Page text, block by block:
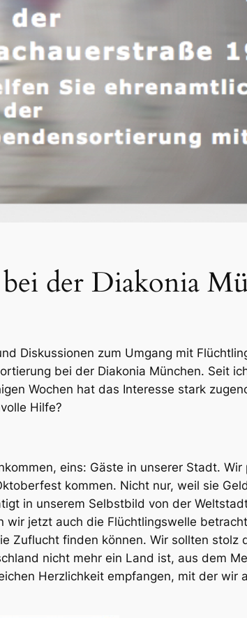
der Diakonia
Diskussionen zum Umgang mit
bei der Diakonia München. Seit
Wochen hat das Interesse stark
Hilfe?
eins: Gäste in unserer Stadt. Wir
kommen. Nicht nur, weil sie
in unserem Selbstbild von der
wir jetzt auch die Flüchtlingswelle
Zuflucht finden können. Wir sollten stolz
nicht mehr ein Land ist, aus dem
Herzlichkeit empfangen, mit der wir